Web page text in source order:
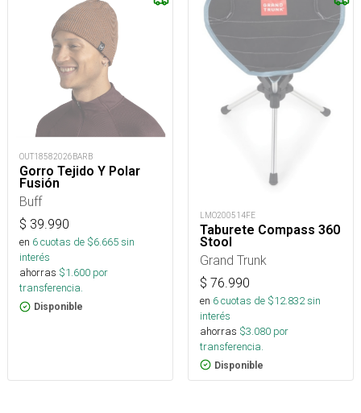
OUT18582026BARB
Gorro Tejido Y Polar
Fusión
Buff
$ 39.990
en 6cuotas de $6.665sin
interés
ahorras $1.600 por
transferencia.
Disponible
LMO200514FE
Taburete Compass 360
Stool
Grand Trunk
$ 76.990
en 6cuotas de $12.832sin
interés
ahorras $3.080 por
transferencia.
Disponible